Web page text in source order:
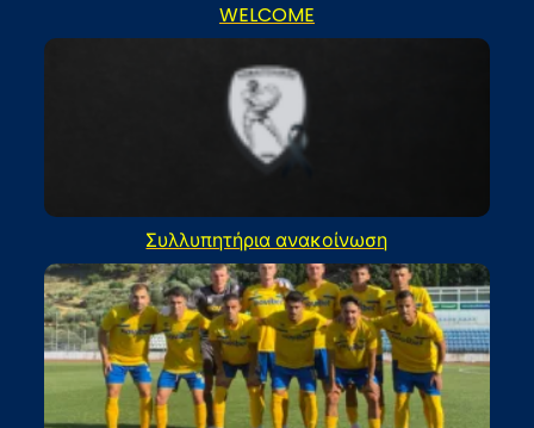
WELCOME
Συλλυπητήρια ανακοίνωση